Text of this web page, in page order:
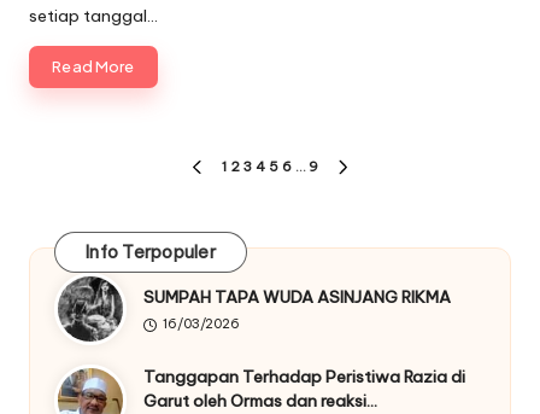
setiap tanggal…
Read More
PREVIOUS
1 2 3 4 5 6 … 9
Info Terpopuler
SUMPAH TAPA WUDA ASINJANG RIKMA
16/03/2026
Tanggapan Terhadap Peristiwa Razia di
Garut oleh Ormas dan reaksi…